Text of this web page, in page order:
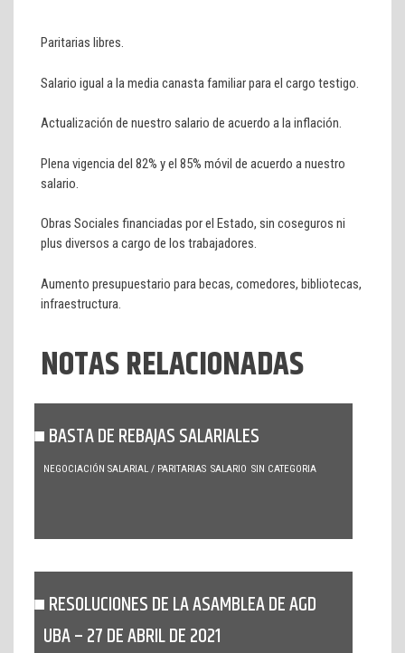
Paritarias libres.
Salario igual a la media canasta familiar para el cargo testigo.
Actualización de nuestro salario de acuerdo a la inflación.
Plena vigencia del 82% y el 85% móvil de acuerdo a nuestro
salario.
Obras Sociales financiadas por el Estado, sin coseguros ni
plus diversos a cargo de los trabajadores.
Aumento presupuestario para becas, comedores, bibliotecas,
infraestructura.
NOTAS RELACIONADAS
BASTA DE REBAJAS SALARIALES
NEGOCIACIÓN SALARIAL / PARITARIAS SALARIO SIN CATEGORIA
RESOLUCIONES DE LA ASAMBLEA DE AGD
UBA – 27 DE ABRIL DE 2021